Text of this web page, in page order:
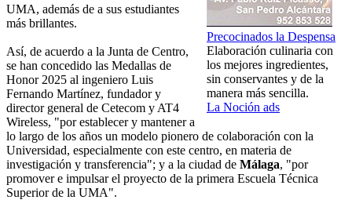
Precocinados la Despensa
Elaboración culinaria con
los mejores ingredientes,
sin conservantes y de la
manera más sencilla.
La Noción ads
UMA, además de a sus estudiantes
más brillantes.
Así, de acuerdo a la Junta de Centro,
se han concedido las Medallas de
Honor 2025 al ingeniero Luis
Fernando Martínez, fundador y
director general de Cetecom y AT4
Wireless, "por establecer y mantener a
lo largo de los años un modelo pionero de colaboración con la
Universidad, especialmente con este centro, en materia de
investigación y transferencia"; y a la ciudad de Málaga, "por
promover e impulsar el proyecto de la primera Escuela Técnica
Superior de la UMA".